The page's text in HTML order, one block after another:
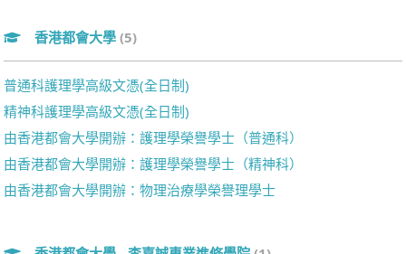
香港都會大學 (5)
普通科護理學高級文憑(全日制)
精神科護理學高級文憑(全日制)
由香港都會大學開辦：護理學榮譽學士（普通科）
由香港都會大學開辦：護理學榮譽學士（精神科）
由香港都會大學開辦：物理治療學榮譽理學士